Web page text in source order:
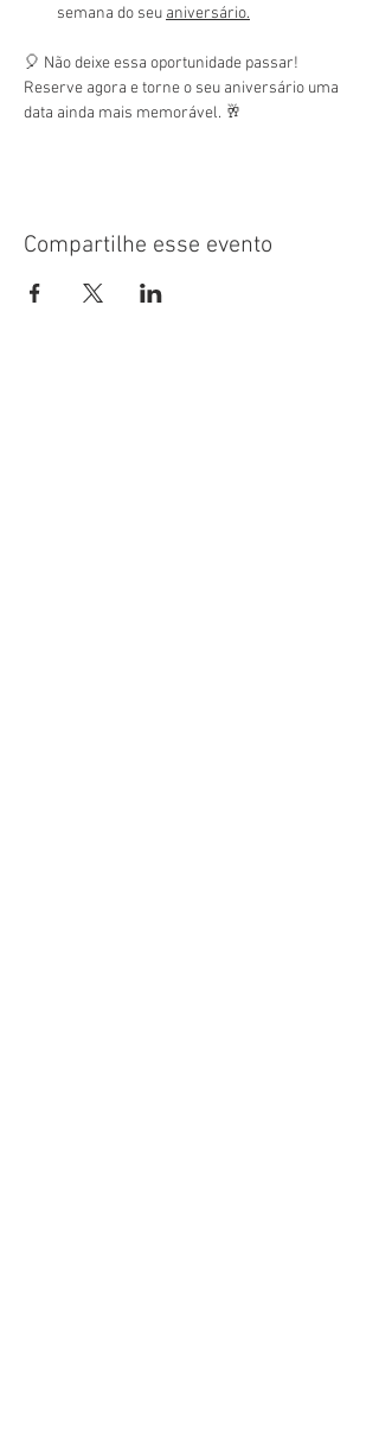
semana do seu aniversário.
🎈 Não deixe essa oportunidade passar!
Reserve agora e torne o seu aniversário uma
data ainda mais memorável. 🥂
Compartilhe esse evento